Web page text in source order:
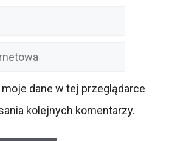
dane w tej przeglądarce
kolejnych komentarzy.